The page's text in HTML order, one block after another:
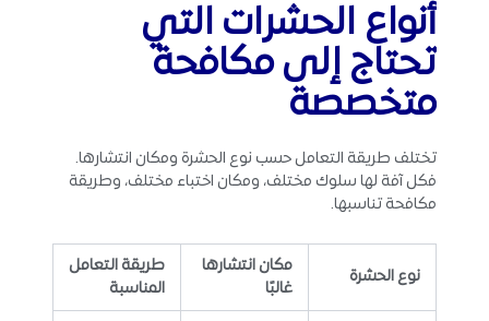
أنواع الحشرات التي
تحتاج إلى مكافحة
متخصصة
تختلف طريقة التعامل حسب نوع الحشرة ومكان انتشارها.
فكل آفة لها سلوك مختلف، ومكان اختباء مختلف، وطريقة
مكافحة تناسبها.
نوع الحشرة
مكان انتشارها
غالبًا
طريقة التعامل
المناسبة